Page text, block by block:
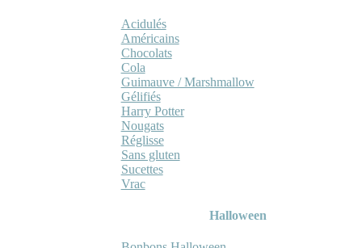
Acidulés
Américains
Chocolats
Cola
Guimauve / Marshmallow
Gélifiés
Harry Potter
Nougats
Réglisse
Sans gluten
Sucettes
Vrac
Halloween